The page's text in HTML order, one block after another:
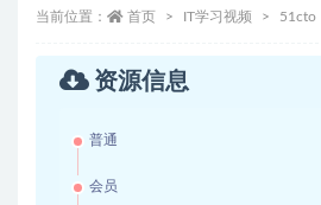
当前位置： 首页 IT学习视频 51cto
资源信息
普通
会员